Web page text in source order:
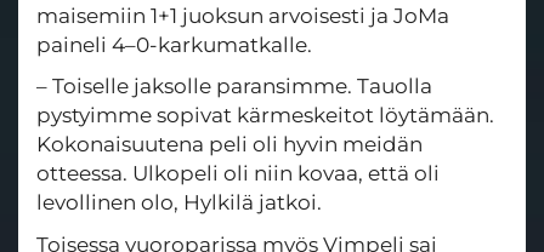
maisemiin 1+1 juoksun arvoisesti ja JoMa
paineli 4–0-karkumatkalle.
– Toiselle jaksolle paransimme. Tauolla
pystyimme sopivat kärmeskeitot löytämään.
Kokonaisuutena peli oli hyvin meidän
otteessa. Ulkopeli oli niin kovaa, että oli
levollinen olo, Hylkilä jatkoi.
Toisessa vuoroparissa myös Vimpeli sai